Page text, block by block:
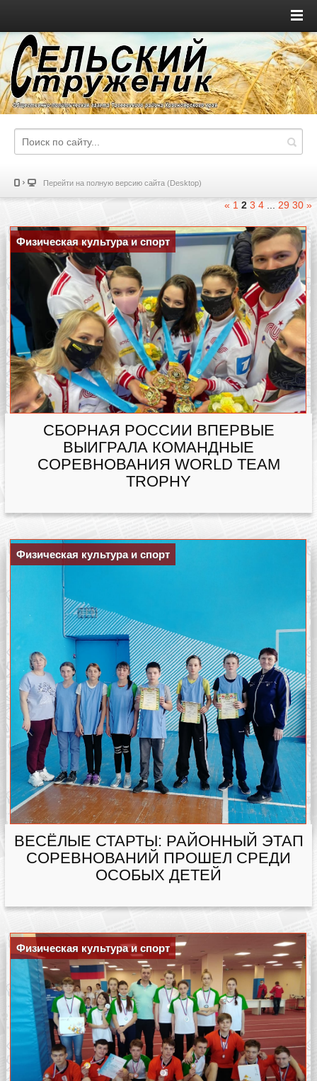
Перейти на полную версию сайта (Desktop)
« 1 2 3 4 ... 29 30 »
Физическая культура и спорт
СБОРНАЯ РОССИИ ВПЕРВЫЕ
ВЫИГРАЛА КОМАНДНЫЕ
СОРЕВНОВАНИЯ WORLD TEAM
TROPHY
Физическая культура и спорт
ВЕСЁЛЫЕ СТАРТЫ: РАЙОННЫЙ ЭТАП
СОРЕВНОВАНИЙ ПРОШЕЛ СРЕДИ
ОСОБЫХ ДЕТЕЙ
Физическая культура и спорт